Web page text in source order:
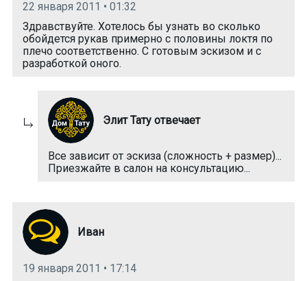
22 января 2011 • 01:32
Здравствуйте. Хотелось бы узнать во сколько
обойдется рукав примерно с половины локтя по
плечо соответственно. С готовым эскизом и с
разработкой оного.
Элит Тату отвечает
Все зависит от эскиза (сложность + размер)...
Приезжайте в салон на консультацию...
Иван
19 января 2011 • 17:14